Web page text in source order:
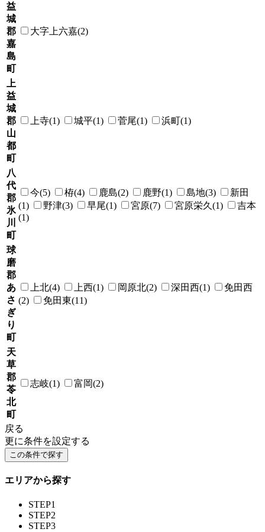
益
城
郡
嘉
島
町
大字上六嘉(2)
上
益
城
郡
山
都
町
上寺(1) 城平(1) 菅尾(1) 浜町(1)
八
代
郡
氷
川
町
今(5) 栫(4) 鹿島(2) 鹿野(1) 島地(3)
新田
(1)
野津(3) 早尾(1) 宮原(7) 宮原栄久(1)
吉本
(1)
球
磨
郡
あ
さ
ぎ
り
町
上北(4) 上西(1) 岡原北(2) 深田西(1)
免田西
(2)
免田東(11)
天
草
郡
苓
北
町
志岐(1) 富岡(2)
戻る
更に条件を設定する
エリアから探す
STEP1
STEP2
STEP3